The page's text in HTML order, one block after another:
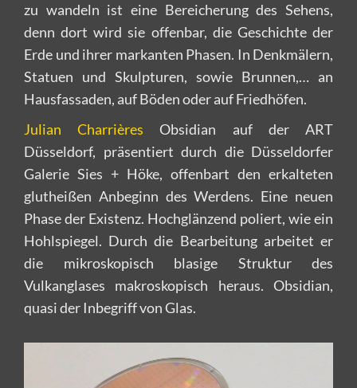
zu wandeln ist eine Bereicherung des Sehens,
denn dort wird sie offenbar, die Geschichte der
Erde und ihrer markanten Phasen. In Denkmälern,
Statuen und Skulpturen, sowie Brunnen,… an
Hausfassaden, auf Böden oder auf Friedhöfen.
Julian CharrièresObsidian auf der ART
Düsseldorf, präsentiert durch die Düsseldorfer
Galerie Sies + Höke, offenbart den erkalteten
glutheißen Anbeginn des Werdens. Eine neuen
Phase der Existenz. Hochglänzend poliert, wie ein
Hohlspiegel. Durch die Bearbeitung arbeitet er
die mikroskopisch blasige Struktur des
Vulkanglases makroskopisch heraus. Obsidian,
quasi der Inbegriff von Glas.